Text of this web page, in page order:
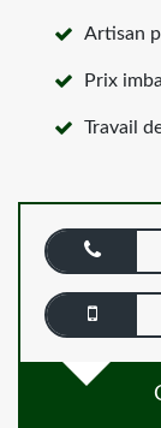
Artisan
Prix
Travail